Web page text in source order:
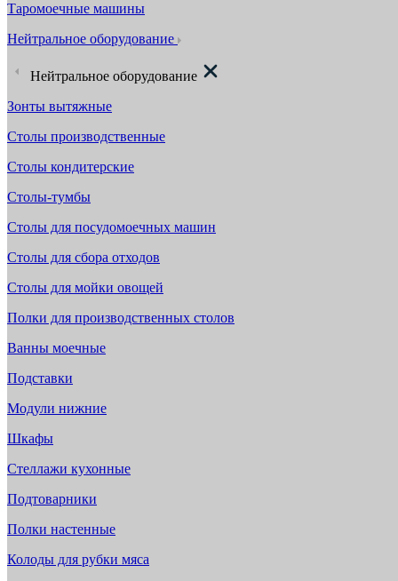
Таромоечные машины
Нейтральное оборудование
Нейтральное оборудование
Зонты вытяжные
Столы производственные
Столы кондитерские
Столы-тумбы
Столы для посудомоечных машин
Столы для сбора отходов
Столы для мойки овощей
Полки для производственных столов
Ванны моечные
Подставки
Модули нижние
Шкафы
Стеллажи кухонные
Подтоварники
Полки настенные
Колоды для рубки мяса